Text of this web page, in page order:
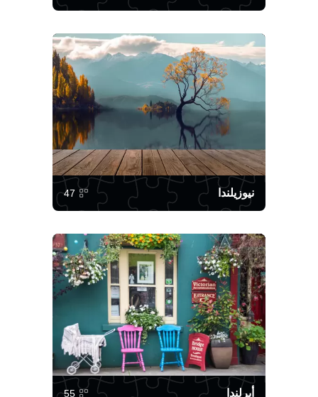
نيوزيلندا 47
أيرلندا 55